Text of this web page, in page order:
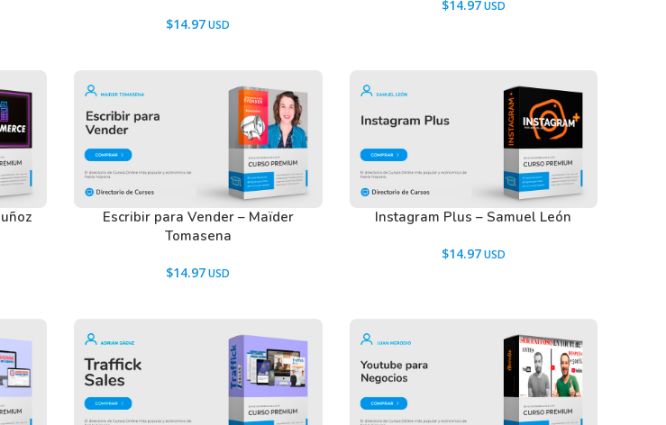
$14.97
$14.97
Escribir para Vender – Maïder
Tomasena
$14.97
Instagram Plus – Samuel León
$14.97